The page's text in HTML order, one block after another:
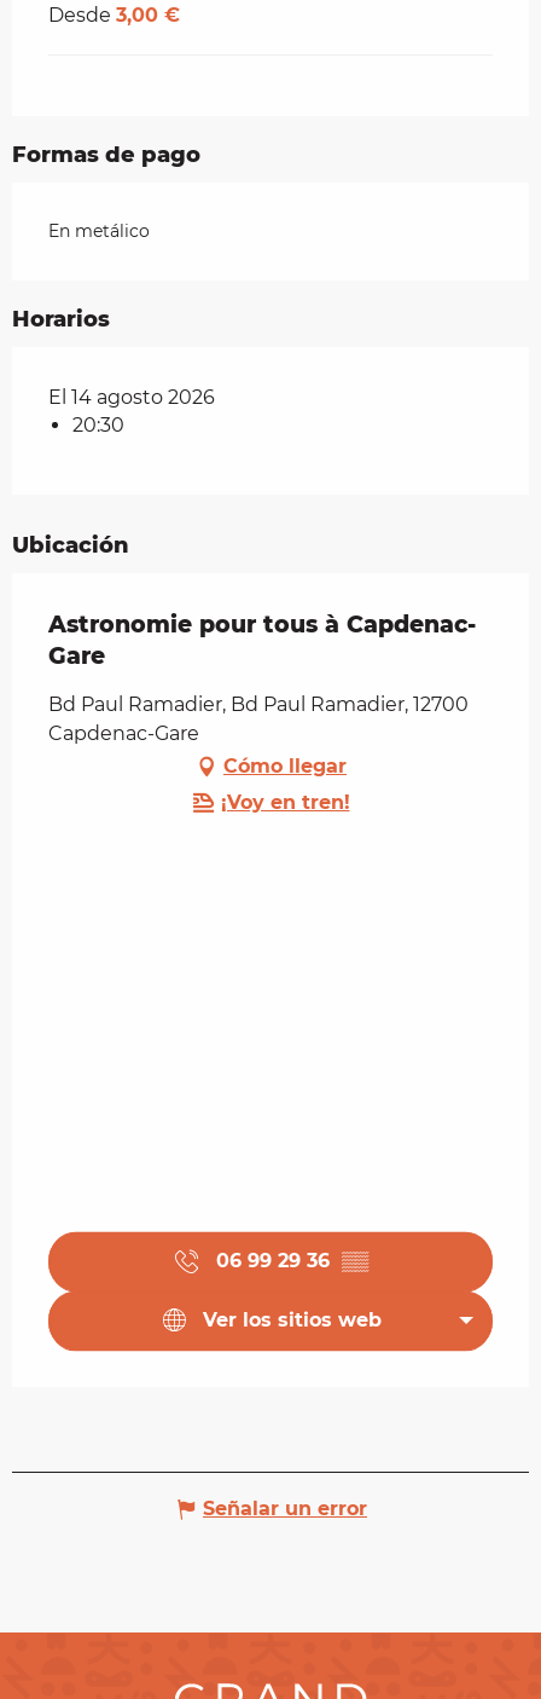
Desde 3,00 €
Formas de pago
En metálico
Horarios
El 14 agosto 2026
20:30
Ubicación
Astronomie pour tous à Capdenac-
Gare
Bd Paul Ramadier, Bd Paul Ramadier, 12700
Capdenac-Gare
Cómo llegar
¡Voy en tren!
06 99 29 36 ▒▒
Ver los sitios web
Señalar un error